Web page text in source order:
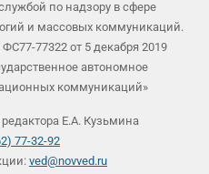
по надзору в сфере
и массовых коммуникаций.
77322 от 5 декабря 2019
автономное
коммуникаций»
Е.А. Кузьмина
77-32-92
ved@novved.ru